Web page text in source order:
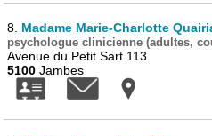
8. Madame Marie-Charlotte
psychologue clinicienne (adultes,
Avenue du Petit Sart 113
5100 Jambes